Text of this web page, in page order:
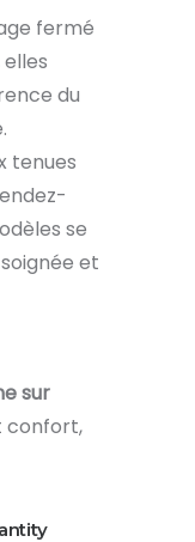
fermé
du
tenues
se
et
sur
confort,